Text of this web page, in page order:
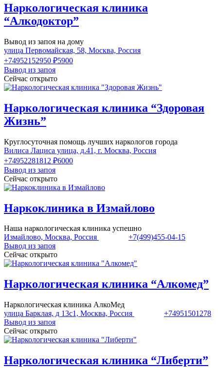
Наркологическая клиника
“Алкодоктор”
Вывод из запоя на дому
улица Первомайская, 58, Москва, Россия
+74952152950 ₽5900
Вывод из запоя
Сейчас открыто
Наркологическая клиника “Здоровая
Жизнь”
Круглосуточная помощь лучших наркологов города
Вилиса Лациса улица, д.41, г. Москва, Россия
+74952281812 ₽6000
Вывод из запоя
Сейчас открыто
Наркоклиника в Измайлово
Наша наркологическая клиника успешно
Измайлово, Москва, Россия
+7(499)455-04-15
Вывод из запоя
Сейчас открыто
Наркологическая клиника “Алкомед”
Наркологическая клиника АлкоМед
улица Барклая, д 13с1, Москва, Россия
+74951501278
Вывод из запоя
Сейчас открыто
Наркологическая клиника “Либерти”